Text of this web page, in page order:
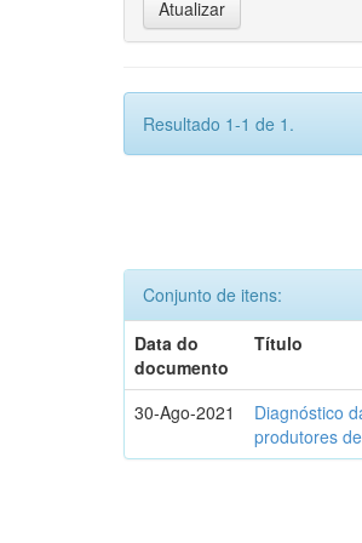
Resultado 1-1 de 1.
Conjunto de itens:
Data do
documento
Título
30-Ago-2021
Diagnóstico
produtores